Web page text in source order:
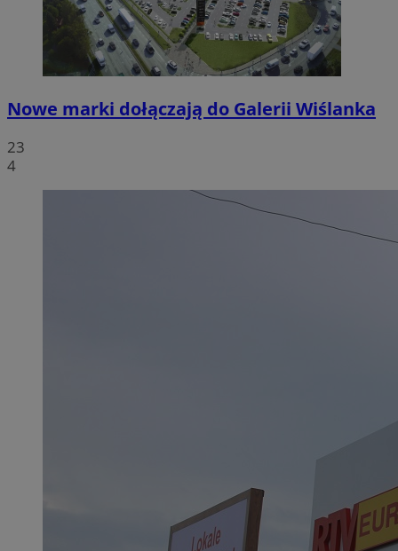
Nowe marki dołączają do Galerii Wiślanka
23
4